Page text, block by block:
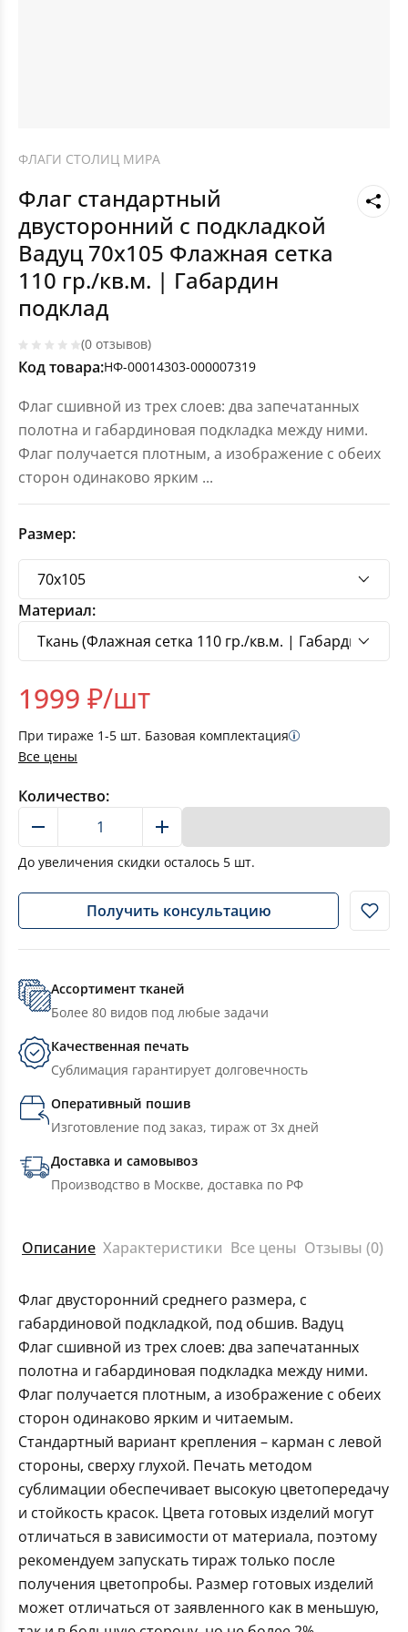
ФЛАГИ СТОЛИЦ МИРА
Флаг стандартный
двусторонний с подкладкой
Вадуц 70х105 Флажная сетка
110 гр./кв.м. | Габардин
подклад
(0 отзывов)
Код товара:НФ-00014303-000007319
Флаг сшивной из трех слоев: два запечатанных
полотна и габардиновая подкладка между ними.
Флаг получается плотным, а изображение с обеих
сторон одинаково ярким ...
Размер:
Материал:
1999 ₽/шт
При тираже 1-5 шт. Базовая комплектация
Все цены
Количество:
До увеличения скидки осталось 5 шт.
Получить консультацию
Ассортимент тканей
Более 80 видов под любые задачи
Качественная печать
Сублимация гарантирует долговечность
Оперативный пошив
Изготовление под заказ, тираж от 3х дней
Доставка и самовывоз
Производство в Москве, доставка по РФ
Описание Характеристики Все цены Отзывы (0)
Флаг двусторонний среднего размера, с
габардиновой подкладкой, под обшив. Вадуц
Флаг сшивной из трех слоев: два запечатанных
полотна и габардиновая подкладка между ними.
Флаг получается плотным, а изображение с обеих
сторон одинаково ярким и читаемым.
Стандартный вариант крепления – карман с левой
стороны, сверху глухой. Печать методом
сублимации обеспечивает высокую цветопередачу
и стойкость красок. Цвета готовых изделий могут
отличаться в зависимости от материала, поэтому
рекомендуем запускать тираж только после
получения цветопробы. Размер готовых изделий
может отличаться от заявленного как в меньшую,